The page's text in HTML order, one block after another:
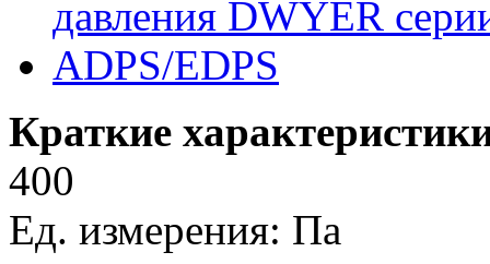
Краткие
400
Ед. измерения: Па